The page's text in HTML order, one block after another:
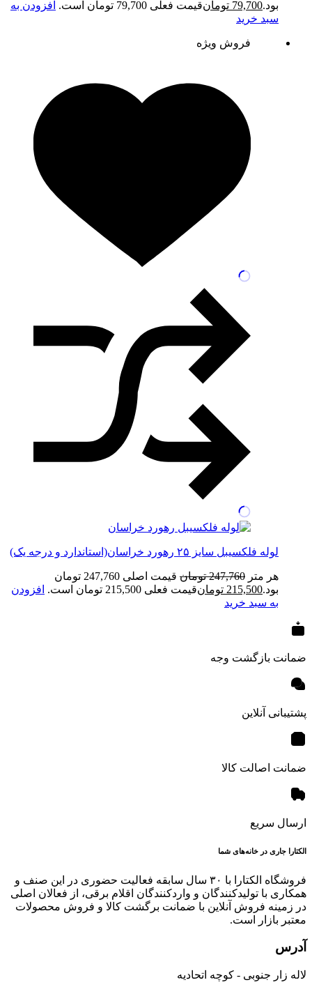
بود.79,700 تومانقیمت فعلی 79,700 تومان است.
افزودن به
سبد خرید
فروش ویژه
لوله فلکسیبل سایز ۲۵ رهورد خراسان(استاندارد و درجه یک)
هر متر 247,760 تومان
قیمت اصلی 247,760 تومان
بود.215,500 تومانقیمت فعلی 215,500 تومان است.
افزودن
به سبد خرید
ضمانت بازگشت وجه
پشتیبانی آنلاین
ضمانت اصالت کالا
ارسال سریع
الکتارا جاری در خانه‌های شما
فروشگاه الکتارا با ۳۰ سال سابقه فعالیت حضوری در این صنف و
همکاری با تولیدکنندگان و واردکنندگان اقلام برقی، از فعالان اصلی
در زمینه فروش آنلاین با ضمانت برگشت کالا و فروش محصولات
معتبر بازار است.
آدرس
لاله زار جنوبی - کوچه اتحادیه